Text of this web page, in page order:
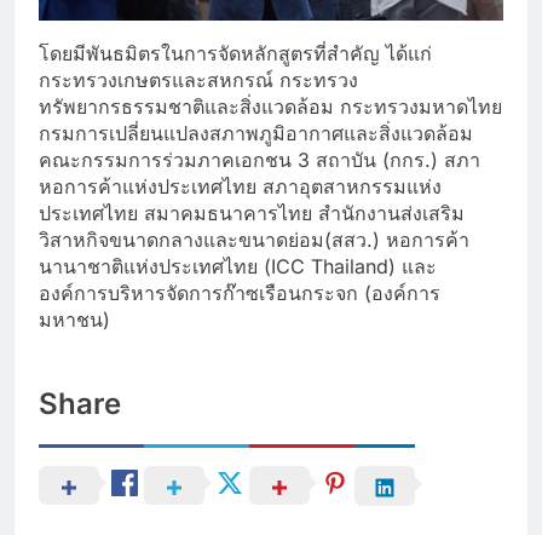
โดยมีพันธมิตรในการจัดหลักสูตรที่สำคัญ ได้แก่
กระทรวงเกษตรและสหกรณ์ กระทรวง
ทรัพยากรธรรมชาติและสิ่งแวดล้อม กระทรวงมหาดไทย
กรมการเปลี่ยนแปลงสภาพภูมิอากาศและสิ่งแวดล้อม
คณะกรรมการร่วมภาคเอกชน 3 สถาบัน (กกร.) สภา
หอการค้าแห่งประเทศไทย สภาอุตสาหกรรมแห่ง
ประเทศไทย สมาคมธนาคารไทย สำนักงานส่งเสริม
วิสาหกิจขนาดกลางและขนาดย่อม(สสว.) หอการค้า
นานาชาติแห่งประเทศไทย (ICC Thailand) และ
องค์การบริหารจัดการก๊าซเรือนกระจก (องค์การ
มหาชน)
Share